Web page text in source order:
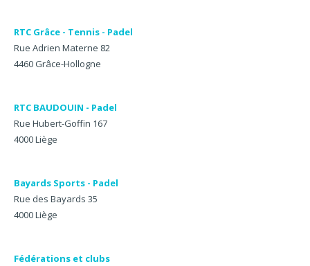
RTC Grâce - Tennis - Padel
Rue Adrien Materne 82
4460 Grâce-Hollogne
RTC BAUDOUIN - Padel
Rue Hubert-Goffin 167
4000 Liège
Bayards Sports - Padel
Rue des Bayards 35
4000 Liège
Fédérations et clubs